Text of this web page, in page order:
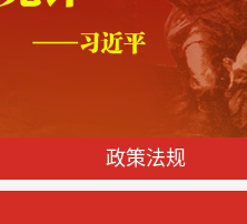
政策法规
局——习近平经济思想指引